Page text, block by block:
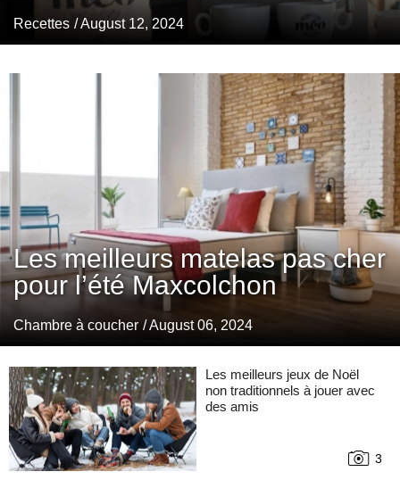
Recettes / August 12, 2024
Les meilleurs matelas pas cher
pour l’été Maxcolchon
Chambre à coucher / August 06, 2024
Les meilleurs jeux de Noël
non traditionnels à jouer avec
des amis
3